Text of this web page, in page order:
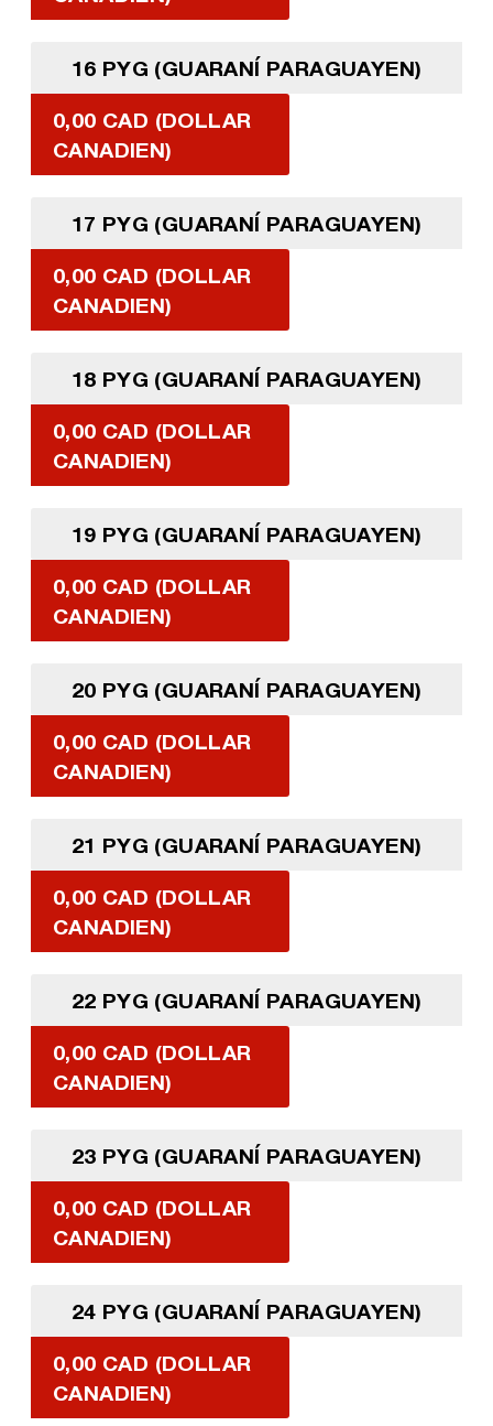
16 PYG (GUARANÍ PARAGUAYEN)
0,00 CAD (DOLLAR
CANADIEN)
17 PYG (GUARANÍ PARAGUAYEN)
0,00 CAD (DOLLAR
CANADIEN)
18 PYG (GUARANÍ PARAGUAYEN)
0,00 CAD (DOLLAR
CANADIEN)
19 PYG (GUARANÍ PARAGUAYEN)
0,00 CAD (DOLLAR
CANADIEN)
20 PYG (GUARANÍ PARAGUAYEN)
0,00 CAD (DOLLAR
CANADIEN)
21 PYG (GUARANÍ PARAGUAYEN)
0,00 CAD (DOLLAR
CANADIEN)
22 PYG (GUARANÍ PARAGUAYEN)
0,00 CAD (DOLLAR
CANADIEN)
23 PYG (GUARANÍ PARAGUAYEN)
0,00 CAD (DOLLAR
CANADIEN)
24 PYG (GUARANÍ PARAGUAYEN)
0,00 CAD (DOLLAR
CANADIEN)